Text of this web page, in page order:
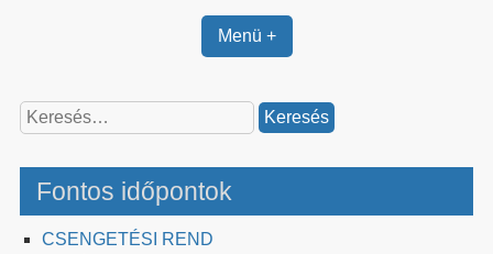
Menü +
Keresés:
Fontos időpontok
CSENGETÉSI REND